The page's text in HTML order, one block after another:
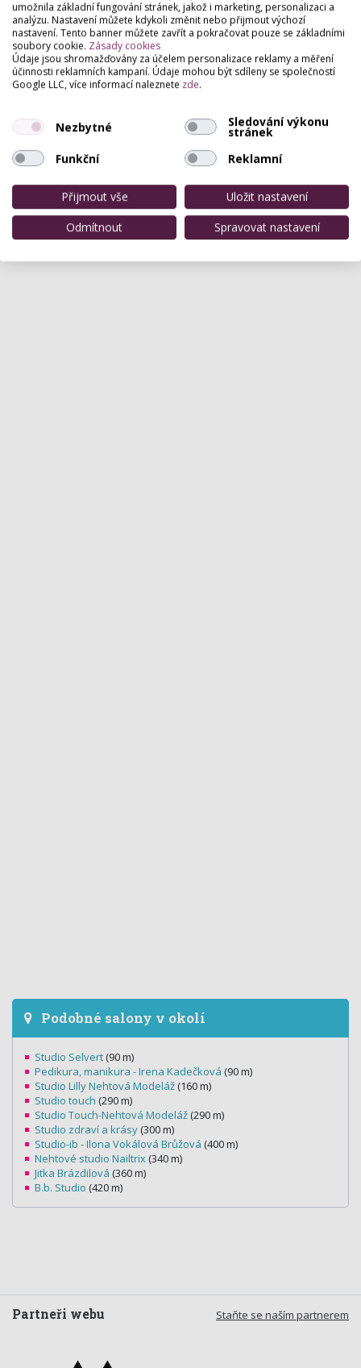
klasické,Francouzská manikúra ,Zdobení nehtů (nail art),
Mokrá pedikúra,Masáž rukou,Pedikúra,Pánská manikúra
Modeláž nehtů na nohou
Pro přidání hodnocení se přihlašte.
Zatím zde není žádné hodnocení.
Podobné salony v okolí
Studio Selvert (90 m)
Pedikura, manikura - Irena Kadečková (90 m)
Studio Lilly Nehtová Modeláž (160 m)
Studio touch (290 m)
Studio Touch-Nehtová Modeláž (290 m)
Studio zdraví a krásy (300 m)
Studio-ib - Ilona Vokálová Brůžová (400 m)
Nehtové studio Nailtrix (340 m)
Jitka Brázdilová (360 m)
B.b. Studio (420 m)
Staňte se naším partnerem
Partneři webu
umožnila základní fungování stránek, jakož i marketing, personalizaci a
analýzu. Nastavení můžete kdykoli změnit nebo přijmout výchozí
nastavení. Tento banner můžete zavřít a pokračovat pouze se základními
soubory cookie. Zásady cookies
Údaje jsou shromažďovány za účelem personalizace reklamy a měření
účinnosti reklamních kampaní. Údaje mohou být sdíleny se společností
Google LLC, více informací naleznete zde.
Nezbytné Sledování výkonu
stránek
Funkční
Reklamní
Přijmout vše
Uložit nastavení
Odmítnout
Spravovat nastavení